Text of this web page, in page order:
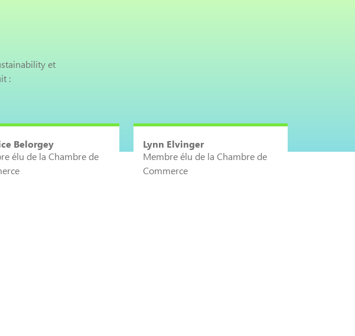
et
:
Belorgey
élu de la Chambre de
Lynn Elvinger
Membre élu de la Chambre de
Commerce